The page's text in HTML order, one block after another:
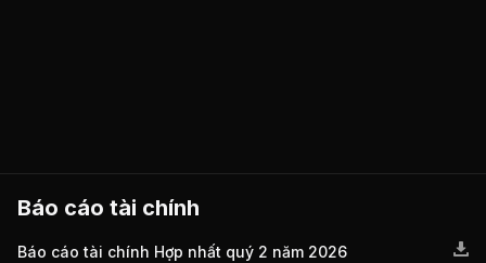
Báo cáo tài chính
Báo cáo tài chính Hợp nhất quý 2 năm 2026